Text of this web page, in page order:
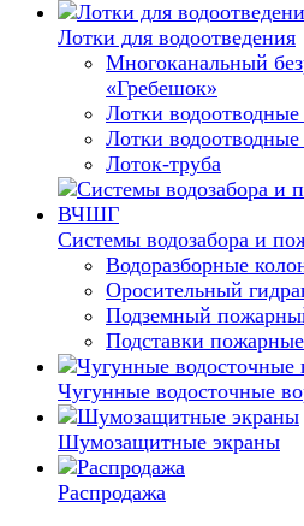
Лотки для водоотведения
Многоканальный
«Гребешок»
Лотки
Лотки
Лоток-труба
Системы водозабора и
Водоразборные
Оросительный
Подземный
Подставки
Чугунные водосточные
Шумозащитные экраны
Распродажа